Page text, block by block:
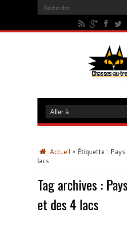
Accueil » Étiquette :
lacs
Tag archives :
et des 4 lacs